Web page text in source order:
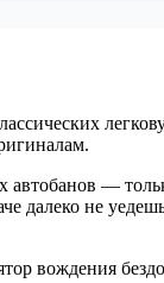
—
далеко не
вождения